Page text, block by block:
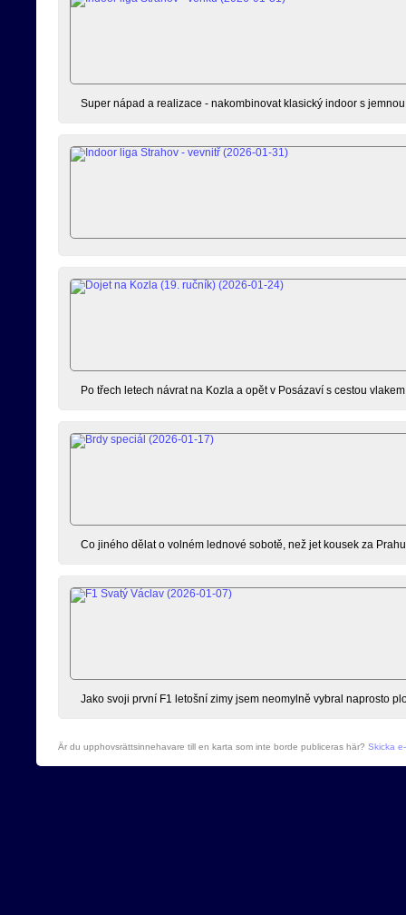
Super nápad a realizace - nakombinovat klasický indoor s
Po třech letech návrat na Kozla a opět v Posázaví s cestou
Co jiného dělat o volném lednové sobotě, než jet kousek za
Jako svoji první F1 letošní zimy jsem neomylně vybral naprosto
Är du upphovsrättsinnehavare till en karta som inte borde publiceras här? Skicka